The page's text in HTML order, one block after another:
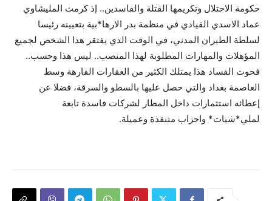
حكومة الاحتلال وتكريمها القتلة والفاسدين.. إذ كرمت ‏المليشاوي
عماد الاسدي القيادي في منظمة بدر الارها*بية بتعيينه رئيسا
لسلطة الطيران المدني، في الوقت الذي يفتقر هذا الشخص لجميع
المؤهلات والمهارات المطلوبة لهذا المنصب.. ليس هذا وحسب..
فحوت الفساد هذا يمتلك الكثير من العقارات الفارهة وسط
العاصمة بغداد والتي حصل عليها بالسطو والسرقة، فضلا عن
إعطائه استثمارات داخل المطار لشركات فاسدة تابعة
لملي*شيات* واحزاب متنفذة وعميلة.